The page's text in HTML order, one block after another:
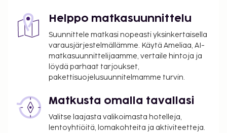
Kontaktiton sisäänkirjautuminen ja kontaktiton
uloskirjautuminen ovat saatavilla.
Helppo matkasuunnittelu
Suunnittele matkasi nopeasti yksinkertaisella
varausjärjestelmällämme. Käytä Ameliaa, AI-
matkasuunnittelijaamme, vertaile hintoja ja
löydä parhaat tarjoukset,
pakettisuojelusuunnitelmamme turvin.
Matkusta omalla tavallasi
Valitse laajasta valikoimasta hotelleja,
lentoyhtiöitä, lomakohteita ja aktiviteetteja.